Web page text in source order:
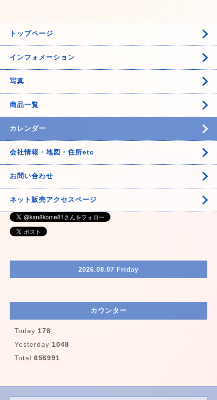
トップページ
インフォメーション
写真
商品一覧
カレンダー
会社情報・地図・住所etc
お問い合わせ
ネット販売アクセスページ
2026.08.07 Friday
カウンター
Today 178
Yesterday 1048
Total 656991